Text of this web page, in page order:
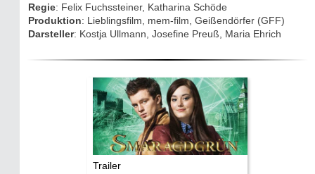
Drehorte & Tatorte
TV & Kino
Die Stars:
Wer hat wo gedreht?
Regie: Felix Fuchssteiner, Katharina Schöde
Produktion: Lieblingsfilm, mem-film, Geißendörfer (GFF)
Darsteller: Kostja Ullmann, Josefine Preuß, Maria Ehrich
Trailer